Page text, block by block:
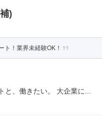
)
ト！業界未経験OK！
、働きたい。 大企業に...